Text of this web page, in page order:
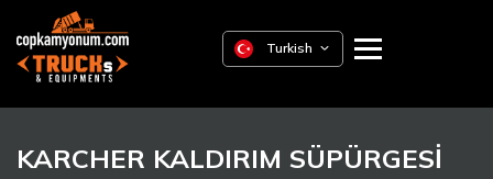
Turkish
KARCHER KALDIRIM SÜPÜRGESİ